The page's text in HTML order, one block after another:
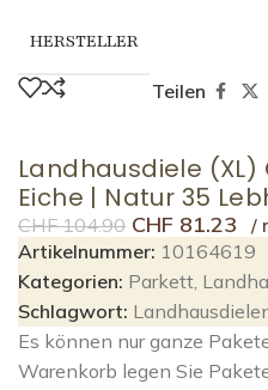
HERSTELLER
Teilen
Landhausdiele (XL)
Eiche | Natur 35
CHF104.90 CHF 81.23
Artikelnummer: 10164619
Kategorien: Parkett,
Schlagwort:
Es können nur ganze
Warenkorb legen Sie